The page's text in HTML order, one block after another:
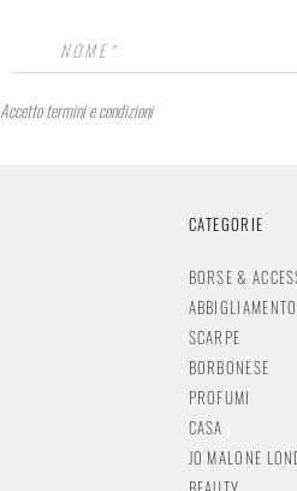
Accetto termini e condizioni
CATEGORIE
BORSE &
ABBIGLIAMENTO
SCARPE
BORBONESE
PROFUMI
CASA
JO MALONE